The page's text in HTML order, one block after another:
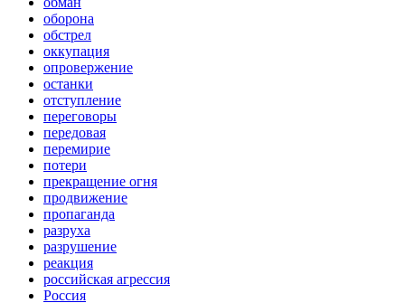
оборона
обстрел
оккупация
опровержение
останки
отступление
переговоры
передовая
перемирие
потери
прекращение огня
продвижение
пропаганда
разруха
разрушение
реакция
российская агрессия
Россия